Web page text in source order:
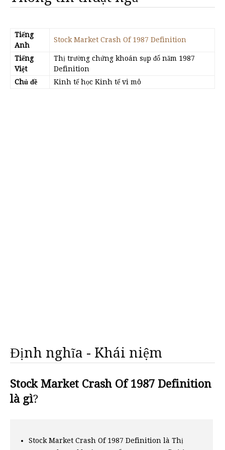
Tiếng
Anh
Stock Market Crash Of 1987 Definition
Tiếng
Việt
Thị trường chứng khoán sụp đổ năm 1987
Definition
Chủ đề
Kinh tế học Kinh tế vi mô
Định nghĩa - Khái niệm
Stock Market Crash Of 1987 Definition
là gì?
Stock Market Crash Of 1987 Definition là Thị